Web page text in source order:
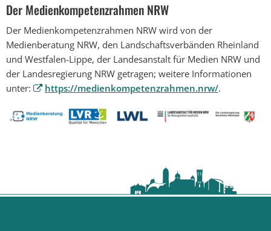
Der Medienkompetenzrahmen NRW
Der Medienkompetenzrahmen NRW wird von der
Medienberatung NRW, den Landschaftsverbänden Rheinland
und Westfalen-Lippe, der Landesanstalt für Medien NRW und
der Landesregierung NRW getragen; weitere Informationen
unter:
https://medienkompetenzrahmen.nrw/.